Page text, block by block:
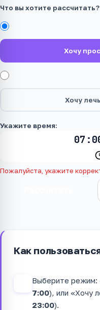
Что вы хотите рассчитать?
Хочу
Хочу
Укажите время:
Пожалуйста, укажите
Как
Выберите режим:
7:00), или «Хочу
23:00).